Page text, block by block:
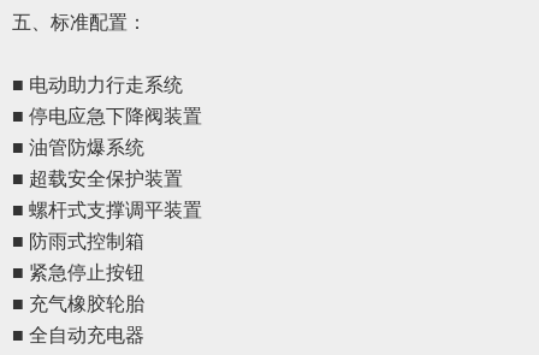
五、 标准配置 ：
■ 电动助力行走系统
■ 停电应急下降阀装置
■ 油管防爆系统
■ 超载安全保护装置
■ 螺杆式支撑调平装置
■ 防雨式控制箱
■ 紧急停止按钮
■ 充气橡胶轮胎
■ 全自动充电器